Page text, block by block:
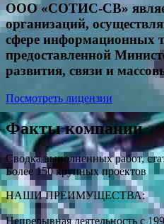
ООО «СОТИС-СВ»
организаций,
сфере информационных
предоставленной
развития, связи и
Посмотреть лицензии
Факты компании
Сводка выполненных работ,
Более 150 крупных проектов
НАШИ ПРЕИМУЩЕСТВА:
Непрерывная деятельность с